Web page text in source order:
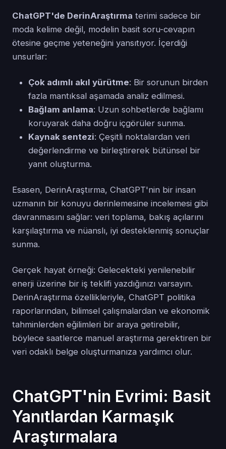
ChatGPT'de DerinAraştırma terimi sadece bir
moda kelime değil, modelin basit soru-cevapın
ötesine geçme yeteneğini yansıtıyor. İçerdiği
unsurlar:
Çok adımlı akıl yürütme: Bir sorunun birden
fazla mantıksal aşamada analiz edilmesi.
Bağlam anlama: Uzun sohbetlerde bağlamı
koruyarak daha doğru içgörüler sunma.
Kaynak sentezi: Çeşitli noktalardan veri
değerlendirme ve birleştirerek bütünsel bir
yanıt oluşturma.
Esasen, DerinAraştırma, ChatGPT'nin bir insan
uzmanın bir konuyu derinlemesine incelemesi gibi
davranmasını sağlar: veri toplama, bakış açılarını
karşılaştırma ve nüanslı, iyi desteklenmiş sonuçlar
sunma.
Gerçek hayat örneği: Gelecekteki yenilenebilir
enerji üzerine bir iş teklifi yazdığınızı varsayın.
DerinAraştırma özellikleriyle, ChatGPT politika
raporlarından, bilimsel çalışmalardan ve ekonomik
tahminlerden eğilimleri bir araya getirebilir,
böylece saatlerce manuel araştırma gerektiren bir
veri odaklı belge oluşturmanıza yardımcı olur.
ChatGPT'nin Evrimi: Basit
Yanıtlardan Karmaşık
Araştırmalara